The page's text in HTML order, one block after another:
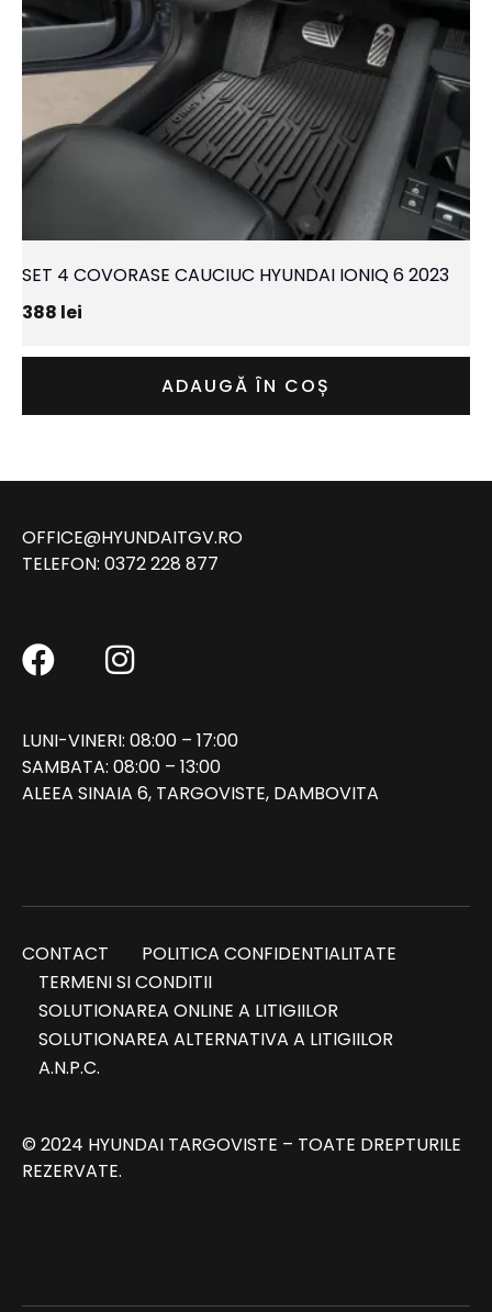
SET 4 COVORASE CAUCIUC HYUNDAI IONIQ 6 2023
388 lei
ADAUGĂ ÎN COȘ
OFFICE@HYUNDAITGV.RO
TELEFON: 0372 228 877
LUNI-VINERI: 08:00 – 17:00
SAMBATA: 08:00 – 13:00
ALEEA SINAIA 6, TARGOVISTE, DAMBOVITA
CONTACT
POLITICA CONFIDENTIALITATE
TERMENI SI CONDITII
SOLUTIONAREA ONLINE A LITIGIILOR
SOLUTIONAREA ALTERNATIVA A LITIGIILOR
A.N.P.C.
© 2024 HYUNDAI TARGOVISTE – TOATE DREPTURILE
REZERVATE.